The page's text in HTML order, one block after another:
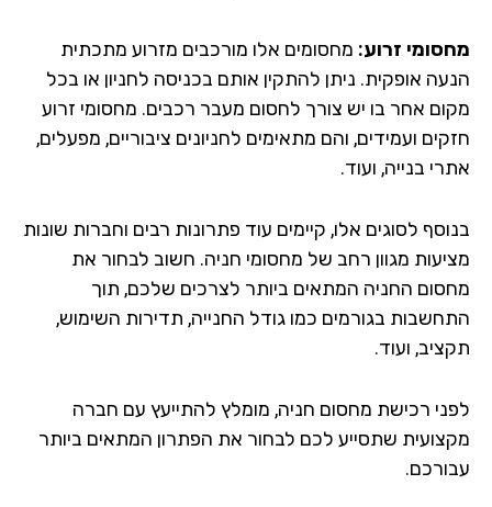
זרוע:מחסומים אלו מורכבים מזרוע מתכתית
אופקית. ניתן להתקין אותם בכניסה לחניון או בכל
אחר בו יש צורך לחסום מעבר רכבים. מחסומי זרוע
ועמידים, והם מתאימים לחניונים ציבוריים, מפעלים,
בנייה, ועוד.
לסוגים אלו, קיימים עוד פתרונות רבים וחברות שונות
מגוון רחב של מחסומי חניה. חשוב לבחור את
החניה המתאים ביותר לצרכים שלכם, תוך
בגורמים כמו גודל החנייה, תדירות השימוש,
ועוד.
רכישת מחסום חניה, מומלץ להתייעץ עם חברה
שתסייע לכם לבחור את הפתרון המתאים ביותר